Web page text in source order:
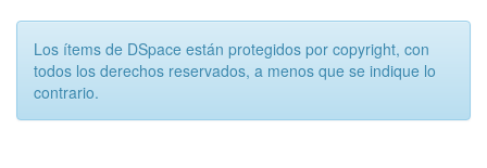
Los ítems de DSpace están protegidos por copyright, con
todos los derechos reservados, a menos que se indique lo
contrario.